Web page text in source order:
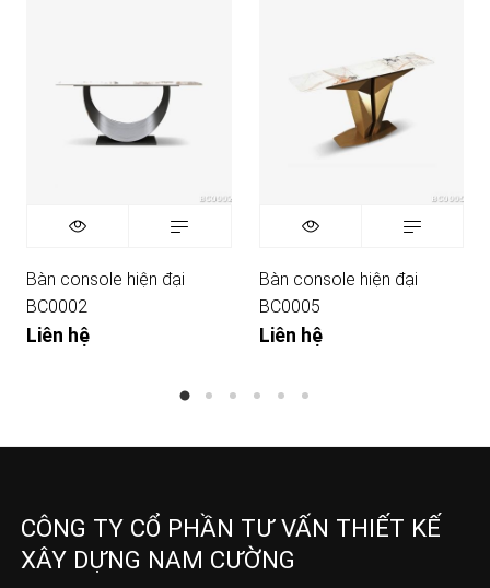
Bàn console hiện đại
BC0002
Liên hệ
Bàn console hiện đại
BC0005
Liên hệ
CÔNG TY CỔ PHẦN TƯ VẤN THIẾT KẾ
XÂY DỰNG NAM CƯỜNG